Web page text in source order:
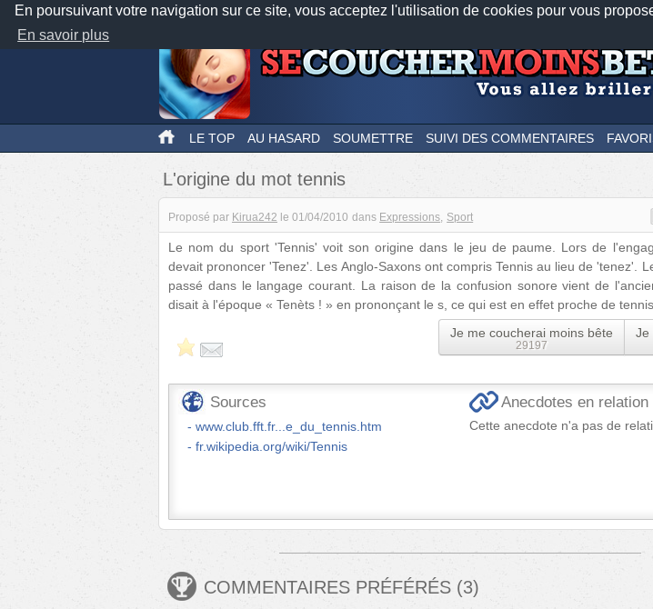
En poursuivant votre navigation sur ce site, vous acceptez l'utilisation de cookies pour vous
En savoir plus
Nos applications mobiles
LE TOP AU HASARD SOUMETTRE SUIVI DES COMMENTAIRES
L'origine du mot tennis
Proposé par Kirua242 le 01/04/2010 dans Expressions Sport
Le nom du sport 'Tennis' voit son origine dans le jeu de paume. Lors de
devait prononcer 'Tenez'. Les Anglo-Saxons ont compris Tennis au lieu de 'tenez'.
passé dans le langage courant. La raison de la confusion sonore vient de
disait à l'époque « Tenèts ! » en prononçant le s, ce qui est en effet proche de tennis.
Je me coucherai moins bête
29197
Je
Sources
www.club.fft.fr...e_du_tennis.htm
fr.wikipedia.org/wiki/Tennis
Anecdotes en relation
Cette anecdote n'a pas de
COMMENTAIRES PRÉFÉRÉS (3)